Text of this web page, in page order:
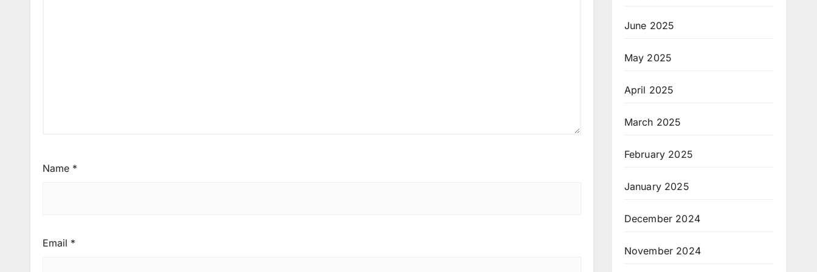
Name *
Email *
June 2025
May 2025
April 2025
March 2025
February 2025
January 2025
December 2024
November 2024